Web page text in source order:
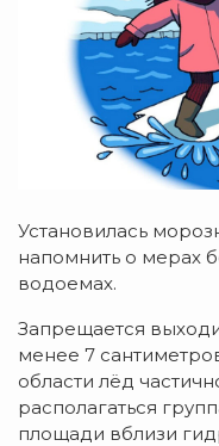
Установилась
напомнить о мерах
водоемах.
Запрещается
менее 7
области лёд
располагаться
площади вблизи